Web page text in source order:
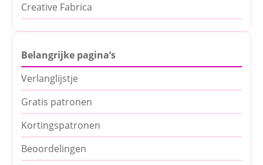
Creative Fabrica
Belangrijke pagina’s
Verlanglijstje
Gratis patronen
Kortingspatronen
Beoordelingen